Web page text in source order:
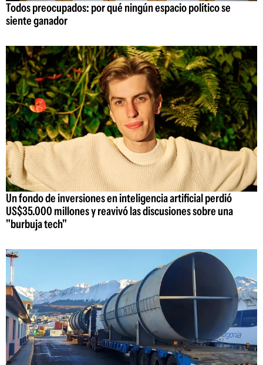
Todos preocupados: por qué ningún espacio político se
siente ganador
Un fondo de inversiones en inteligencia artificial perdió
US$35.000 millones y reavivó las discusiones sobre una
"burbuja tech"